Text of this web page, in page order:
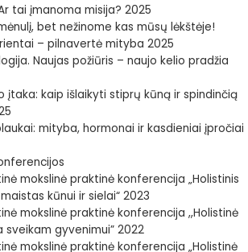
tai įmanoma misija? 2025
bet nežinome kas mūsų lėkštėje!
– pilnavertė mityba 2025
Naujas požiūris – naujo kelio pradžia
įtaka: kaip išlaikyti stiprų kūną ir spindinčią
mityba, hormonai ir kasdieniai įpročiai
mokslinė praktinė konferencija „Holistinis
kūnui ir sielai“ 2023
mokslinė praktinė konferencija ,,Holistinė
sveikam gyvenimui” 2022
mokslinė praktinė konferencija „Holistinė